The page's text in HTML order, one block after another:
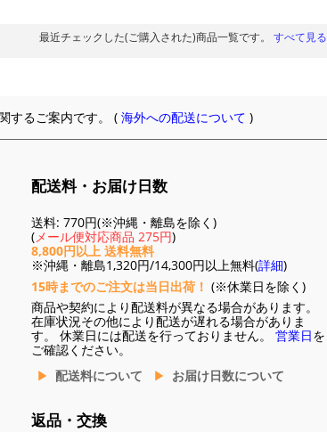
最近チェックした(ご購入された)商品一覧です。 すべて見る
するご案内です。 (海外への配送について )
配送料・お届け日数
送料: 770円(※沖縄・離島を除く)
(メール便対応商品 275円)
8,800円以上 送料無料
※沖縄・離島1,320円/14,300円以上無料(詳細)
15時までのご注文は当日出荷！ (※休業日を除く)
商品や契約により配送料が異なる場合があります。
在庫状況その他により配送が遅れる場合がありま
す。 休業日には配送を行っておりません。 営業日を
ご確認ください。
配送料について
お届け日数について
返品・交換